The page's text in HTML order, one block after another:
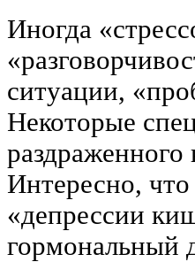
Иногда
ситуации,
Некоторые
Интересно,
«депрессии
гормональный